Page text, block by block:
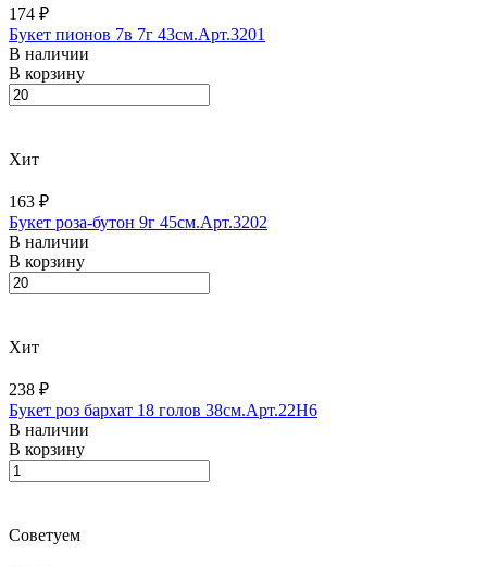
174 ₽
Букет пионов 7в 7г 43см.Арт.3201
В наличии
В корзину
Хит
163 ₽
Букет роза-бутон 9г 45см.Арт.3202
В наличии
В корзину
Хит
238 ₽
Букет роз бархат 18 голов 38см.Арт.22H6
В наличии
В корзину
Советуем